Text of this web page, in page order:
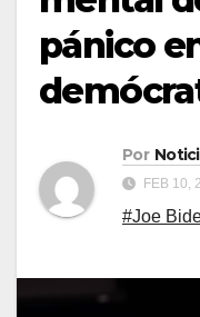
pánico
Por
FEB 10,
#Joe